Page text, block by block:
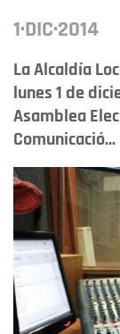
1·DIC·2014
La Alcaldía
lunes 1 de
Asamblea
Comunicació...